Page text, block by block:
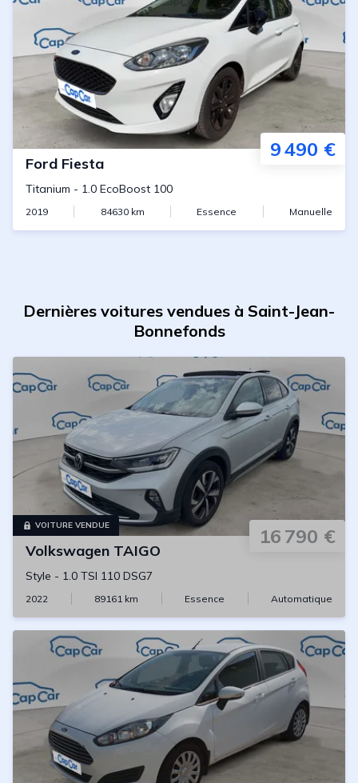
9 490 €
Ford Fiesta
Titanium - 1.0 EcoBoost 100
2019 84630km Essence Manuelle
Dernières voitures vendues à Saint-Jean-
Bonnefonds
VOITURE VENDUE 16 790 €
Volkswagen TAIGO
Style - 1.0 TSI 110 DSG7
2022 89161 km Essence Automatique